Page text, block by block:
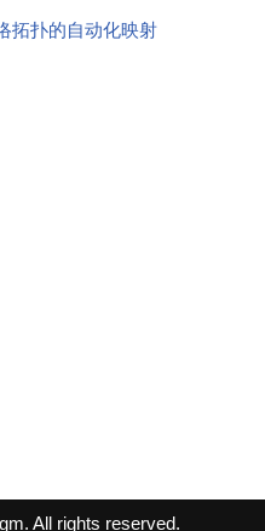
拓扑的自动化映射
All rights reserved.